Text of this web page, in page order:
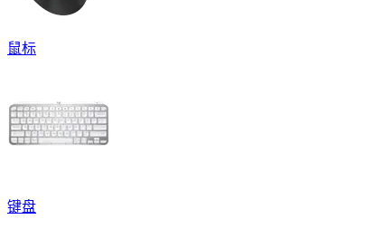
鼠标
键盘